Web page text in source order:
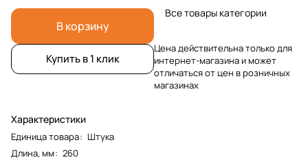
В корзину
Купить в 1 клик
Характеристики
Единица товара: Штука
Длина, мм: 260
Все товары категории
Цена действительна только для
интернет-магазина и может
отличаться от цен в розничных
магазинах